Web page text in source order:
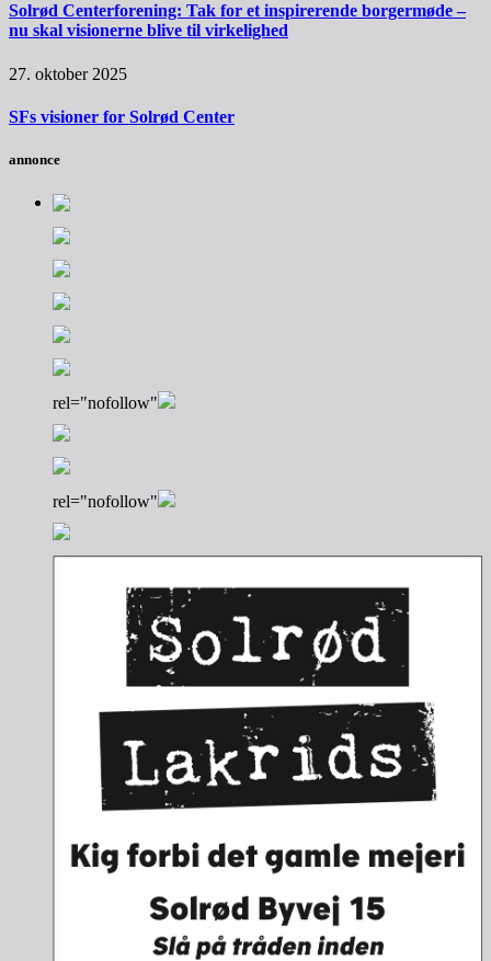
Solrød Centerforening: Tak for et inspirerende borgermøde –
nu skal visionerne blive til virkelighed
27. oktober 2025
SFs visioner for Solrød Center
annonce
rel="nofollow"
rel="nofollow"